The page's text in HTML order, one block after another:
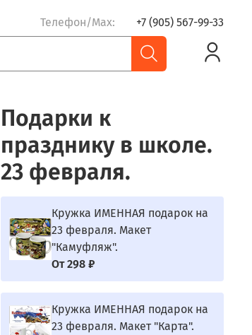
Телефон/Max: +7 (905) 567-99-33
Подарки к
празднику в школе.
23 февраля.
Кружка ИМЕННАЯ подарок на
23 февраля. Макет
"Камуфляж".
От 298 ₽
Кружка ИМЕННАЯ подарок на
23 февраля. Макет "Карта".